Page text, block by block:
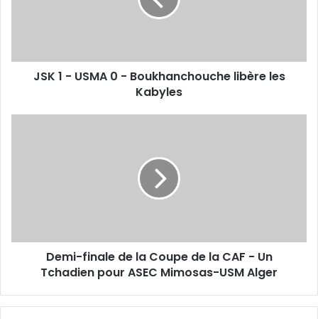
les
KabylesJSK 1 - USMA 0 - Boukhanchouche libère les
Kabyles
-
Tchadien
Demi-finale de la Coupe de la CAF - Un
Tchadien pour ASEC Mimosas-USM Alger